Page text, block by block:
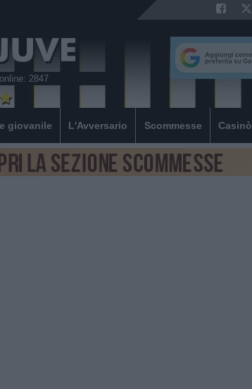
online: 2847
giovanile L'Avversario Scommesse Casinò